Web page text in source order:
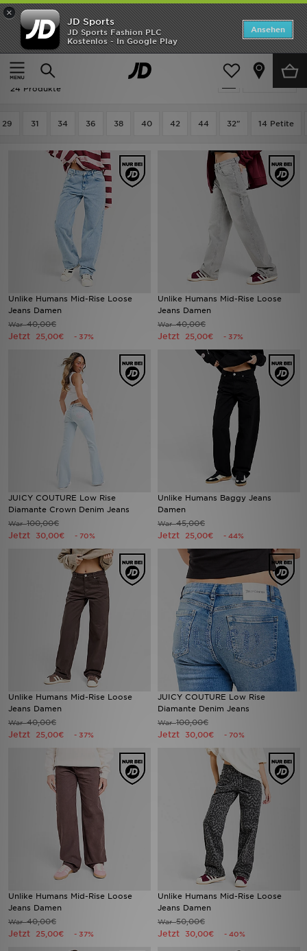
×
JD Sports
JD Sports Fashion PLC
Kostenlos - In Google Play
Ansehen
Startseite
Frauen Frauenkleidung Jeans
verfeinern
Ausverkauf | Frauen - Jeans
24 Produkte
29 31 34 36 38 40 42 44 32" 14 Petite
Unlike Humans Mid-Rise Loose
Jeans Damen
War40,00€
Jetzt 25,00€ - 37%
Unlike Humans Mid-Rise Loose
Jeans Damen
War40,00€
Jetzt 25,00€ - 37%
JUICY COUTURE Low Rise
Diamante Crown Denim Jeans
War100,00€
Jetzt 30,00€ - 70%
Unlike Humans Baggy Jeans
Damen
War45,00€
Jetzt 25,00€ - 44%
Unlike Humans Mid-Rise Loose
Jeans Damen
War40,00€
Jetzt 25,00€ - 37%
JUICY COUTURE Low Rise
Diamante Denim Jeans
War100,00€
Jetzt 30,00€ - 70%
Unlike Humans Mid-Rise Loose
Jeans Damen
War40,00€
Jetzt 25,00€ - 37%
Unlike Humans Mid-Rise Loose
Jeans Damen
War50,00€
Jetzt 30,00€ - 40%
Startseite
ANGEBOTE
Marken
Bestsellers
JD Exklusives
Fußball
Sport
Lade Die APP
Geschenkkarte
Meine Nachrichten
Bestellverfolgung
Hilfe & Kontakt
Trending Styles